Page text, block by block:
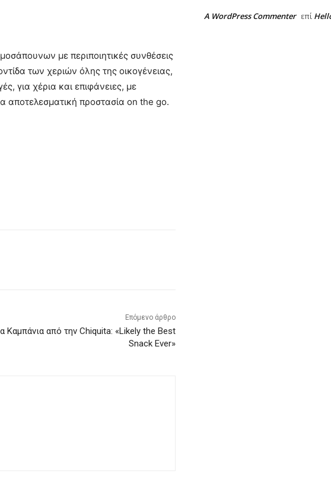
με περιποιητικές συνθέσεις
των χεριών όλης της οικογένειας,
για χέρια και επιφάνειες, με
αποτελεσματική προστασία on the go.
Επόμενο άρθρο
Καμπάνια από την Chiquita: «Likely the Best
Snack Ever»
A WordPress Commenter επί